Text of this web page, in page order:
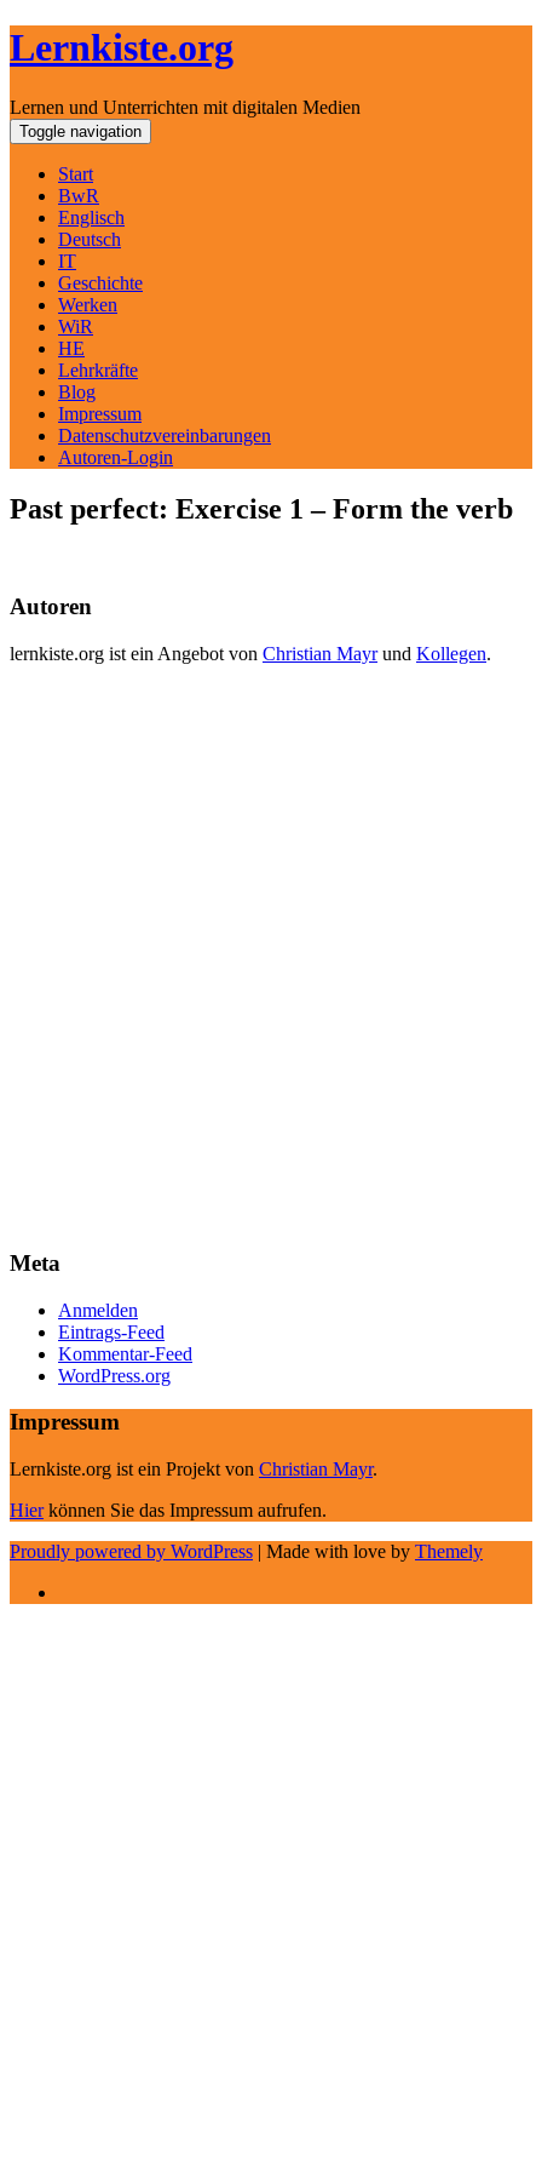
Lernkiste.org
Lernen und Unterrichten mit digitalen Medien
Skip
to
content
Toggle navigation
Start
BwR
Englisch
Deutsch
IT
Geschichte
Werken
WiR
HE
Lehrkräfte
Blog
Impressum
Datenschutzvereinbarungen
Autoren-Login
Past perfect: Exercise 1 – Form the verb
Autoren
lernkiste.org ist ein Angebot von Christian Mayrund Kollegen.
Meta
Anmelden
Eintrags-Feed
Kommentar-Feed
WordPress.org
Impressum
Lernkiste.org ist ein Projekt von Christian Mayr.
Hierkönnen Sie das Impressum aufrufen.
Proudly powered by WordPress | Made with love by Themely